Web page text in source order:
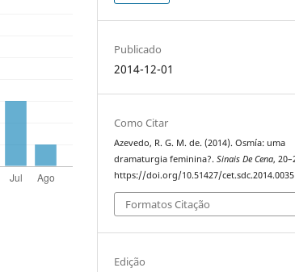
Publicado
2014-12-01
Como Citar
Azevedo, R. G. M. de. (2014). Osmía: uma
dramaturgia feminina?.Sinais De Cena,
https://doi.org/10.51427/cet.sdc.2014.0035
Formatos Citação
Edição